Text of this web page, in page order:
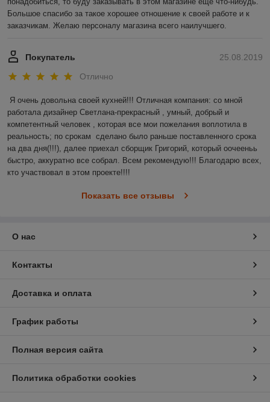
Большое спасибо за такое хорошее отношение к своей работе и к
заказчикам. Желаю персоналу магазина всего наилучшего.
25.08.2019
Покупатель
Отлично
Я очень довольна своей кухней!!! Отличная компания: со мной
работала дизайнер Светлана-прекрасный , умный, добрый и
компетентный человек , которая все мои пожелания воплотила в
реальность; по срокам  сделано было раньше поставленного срока
на два дня(!!!), далее приехал сборщик Григорий, который оочееньь
быстро, аккуратно все собрал. Всем рекомендую!!! Благодарю всех,
кто участвовал в этом проекте!!!!
Показать все отзывы
О нас
Контакты
Доставка и оплата
График работы
Полная версия сайта
Политика обработки cookies